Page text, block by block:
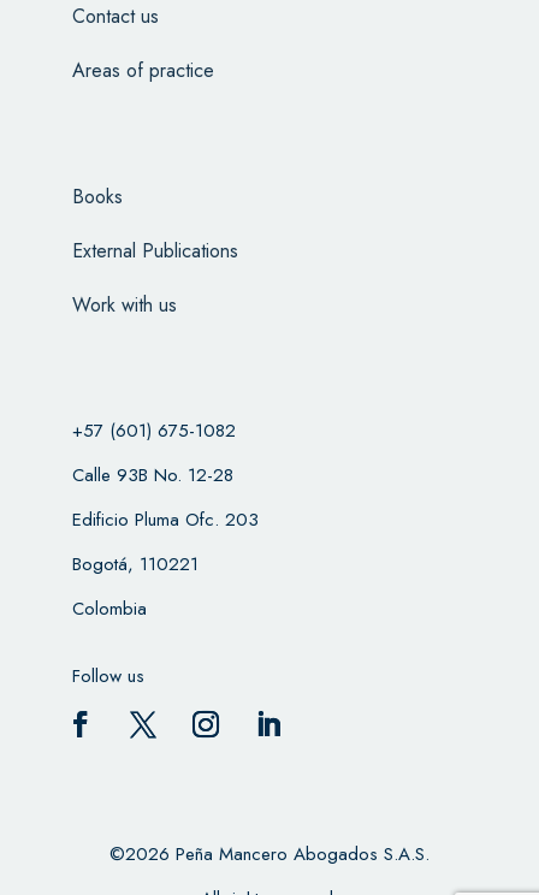
Contact us
Areas of practice
Books
External Publications
Work with us
+57 (601) 675-1082
Calle 93B No. 12-28
Edificio Pluma Ofc. 203
Bogotá, 110221
Colombia
Follow us
©2026 Peña Mancero Abogados S.A.S.